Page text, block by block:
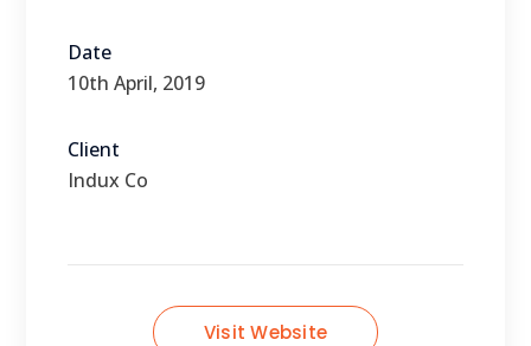
Date
10th April, 2019
Client
Indux Co
Visit Website